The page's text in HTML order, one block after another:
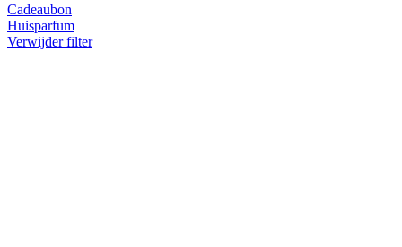
Cadeaubon
Huisparfum
Verwijder filter